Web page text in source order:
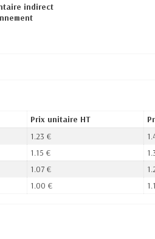
indirect
Prix unitaire HT
1.23 €
1.15 €
1.07 €
1.00 €